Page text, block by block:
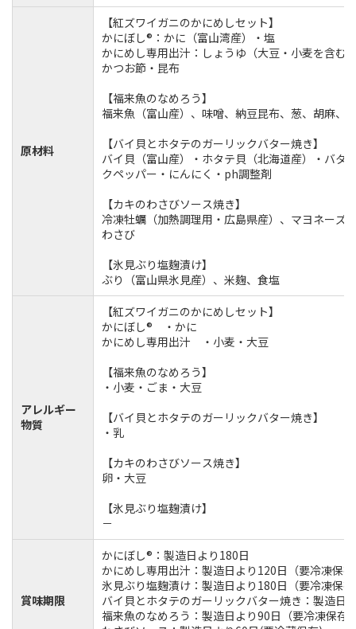
原材料
【紅ズワイガニのかにめしセット】
かにぼし®：かに（富山湾産）・塩
かにめし専用出汁：しょうゆ（大豆・小麦を含む
かつお節・昆布
【福来魚のなめろう】
福来魚（富山産）、味噌、納豆昆布、葱、胡麻、
【バイ貝とホタテのガーリックバター焼き】
バイ貝（富山産）・ホタテ貝（北海道産）・バタ
クペッパー・にんにく・ph調整剤
【カキのわさびソース焼き】
冷凍牡蠣（加熱調理用・広島県産）、マヨネーズ
わさび
【氷見ぶり塩麹漬け】
ぶり（富山県氷見産）、米麹、食塩
アレルギー
物質
【紅ズワイガニのかにめしセット】
かにぼし® ・かに
かにめし専用出汁 ・小麦・大豆
【福来魚のなめろう】
・小麦・ごま・大豆
【バイ貝とホタテのガーリックバター焼き】
・乳
【カキのわさびソース焼き】
卵・大豆
【氷見ぶり塩麹漬け】
－
賞味期限
かにぼし®：製造日より180日
かにめし専用出汁：製造日より120日（要冷凍保
氷見ぶり塩麹漬け：製造日より180日（要冷凍保
バイ貝とホタテのガーリックバター焼き：製造日
福来魚のなめろう：製造日より90日（要冷凍保存